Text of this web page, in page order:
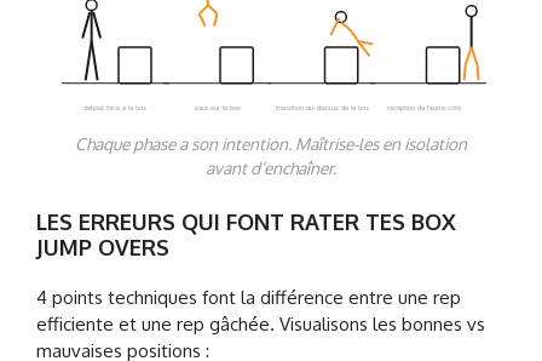
debout face à la box saut sur la box transition au-dessus de la box réception de l’autre côté
Chaque phase a son intention. Maîtrise-les en isolation
avant d’enchaîner.
LES ERREURS QUI FONT RATER TES BOX
JUMP OVERS
4 points techniques font la différence entre une rep
efficiente et une rep gâchée. Visualisons les bonnes vs
mauvaises positions :